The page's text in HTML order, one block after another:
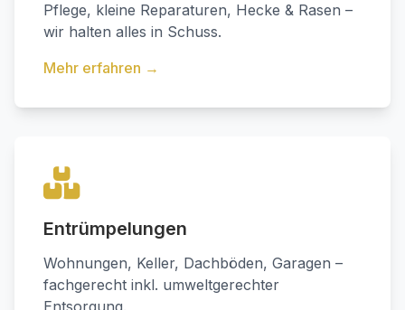
Pflege, kleine Reparaturen, Hecke & Rasen –
wir halten alles in Schuss.
Mehr erfahren →
Entrümpelungen
Wohnungen, Keller, Dachböden, Garagen –
fachgerecht inkl. umweltgerechter
Entsorgung.